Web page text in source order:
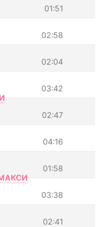
01:51
02:58
02:04
03:42
02:47
04:16
01:58
03:38
02:41